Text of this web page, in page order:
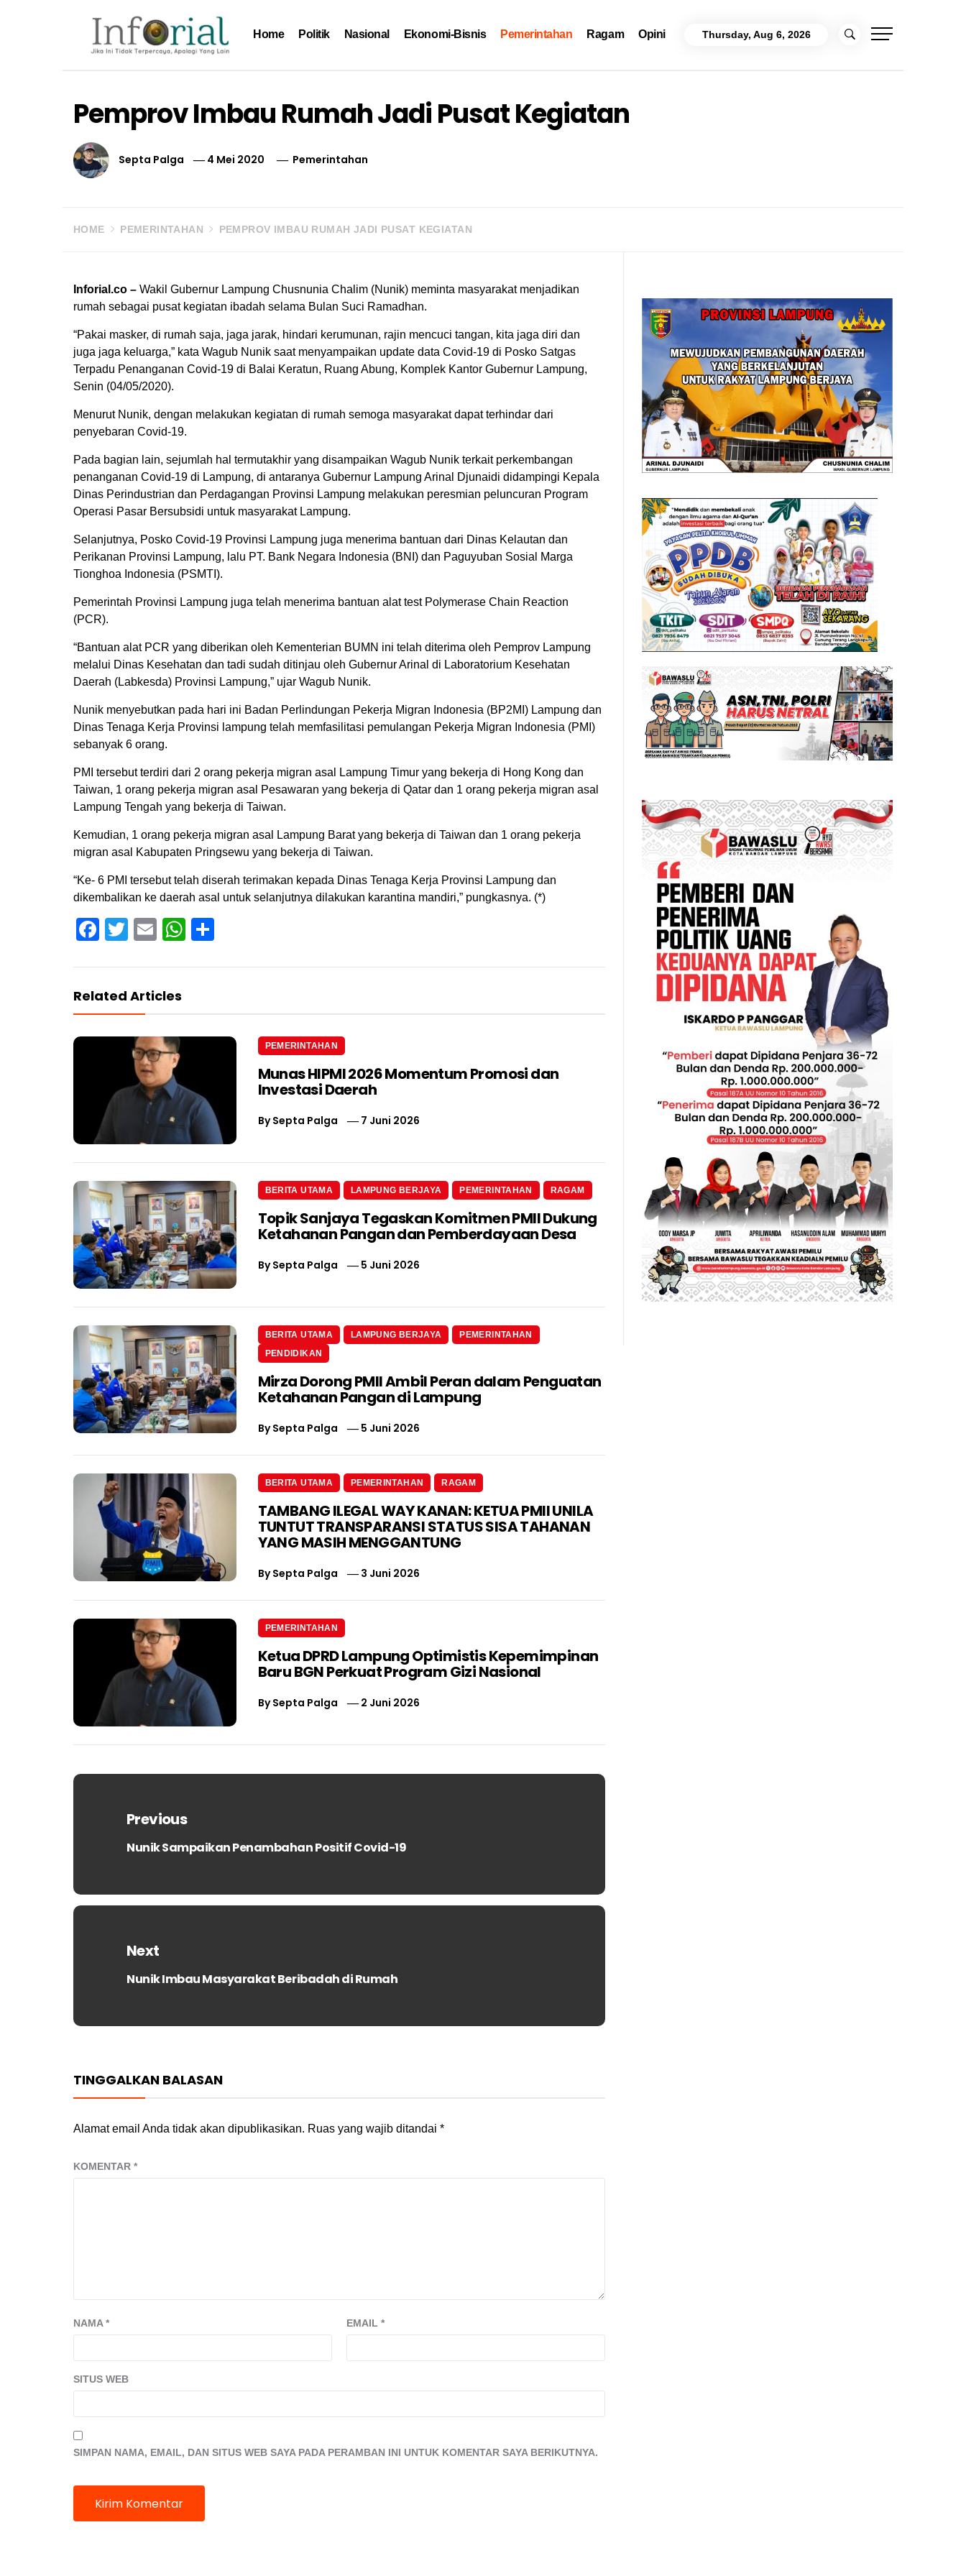
content
Home Politik Nasional Ekonomi-Bisnis Pemerintahan Ragam Opini Thursday, Aug 6, 2026
Pemprov Imbau Rumah Jadi Pusat Kegiatan
Septa Palga 4 Mei 2020 Pemerintahan
HOME PEMERINTAHAN PEMPROV IMBAU RUMAH JADI PUSAT KEGIATAN
Inforial.co – Wakil Gubernur Lampung Chusnunia Chalim (Nunik) meminta masyarakat menjadikan
rumah sebagai pusat kegiatan ibadah selama Bulan Suci Ramadhan.
“Pakai masker, di rumah saja, jaga jarak, hindari kerumunan, rajin mencuci tangan, kita jaga diri dan
juga jaga keluarga,” kata Wagub Nunik saat menyampaikan update data Covid-19 di Posko Satgas
Terpadu Penanganan Covid-19 di Balai Keratun, Ruang Abung, Komplek Kantor Gubernur Lampung,
Senin (04/05/2020).
Menurut Nunik, dengan melakukan kegiatan di rumah semoga masyarakat dapat terhindar dari
penyebaran Covid-19.
Pada bagian lain, sejumlah hal termutakhir yang disampaikan Wagub Nunik terkait perkembangan
penanganan Covid-19 di Lampung, di antaranya Gubernur Lampung Arinal Djunaidi didampingi Kepala
Dinas Perindustrian dan Perdagangan Provinsi Lampung melakukan peresmian peluncuran Program
Operasi Pasar Bersubsidi untuk masyarakat Lampung.
Selanjutnya, Posko Covid-19 Provinsi Lampung juga menerima bantuan dari Dinas Kelautan dan
Perikanan Provinsi Lampung, lalu PT. Bank Negara Indonesia (BNI) dan Paguyuban Sosial Marga
Tionghoa Indonesia (PSMTI).
Pemerintah Provinsi Lampung juga telah menerima bantuan alat test Polymerase Chain Reaction
(PCR).
“Bantuan alat PCR yang diberikan oIeh Kementerian BUMN ini telah diterima oleh Pemprov Lampung
melalui Dinas Kesehatan dan tadi sudah ditinjau oleh Gubernur Arinal di Laboratorium Kesehatan
Daerah (Labkesda) Provinsi Lampung,” ujar Wagub Nunik.
Nunik menyebutkan pada hari ini Badan Perlindungan Pekerja Migran Indonesia (BP2MI) Lampung dan
Dinas Tenaga Kerja Provinsi lampung telah memfasilitasi pemulangan Pekerja Migran Indonesia (PMI)
sebanyak 6 orang.
PMI tersebut terdiri dari 2 orang pekerja migran asal Lampung Timur yang bekerja di Hong Kong dan
Taiwan, 1 orang pekerja migran asal Pesawaran yang bekerja di Qatar dan 1 orang pekerja migran asal
Lampung Tengah yang bekerja di Taiwan.
Kemudian, 1 orang pekerja migran asal Lampung Barat yang bekerja di Taiwan dan 1 orang pekerja
migran asal Kabupaten Pringsewu yang bekerja di Taiwan.
“Ke- 6 PMI tersebut telah diserah terimakan kepada Dinas Tenaga Kerja Provinsi Lampung dan
dikembalikan ke daerah asal untuk selanjutnya dilakukan karantina mandiri,” pungkasnya. (*)
Facebook
TwitterEmailWhatsApp
Related Articles
PEMERINTAHAN
Munas HIPMI 2026 Momentum Promosi dan
Investasi Daerah
BySepta Palga 7 Juni 2026
BERITA UTAMA LAMPUNG BERJAYA PEMERINTAHAN RAGAM
Topik Sanjaya Tegaskan Komitmen PMII Dukung
Ketahanan Pangan dan Pemberdayaan Desa
BySepta Palga 5 Juni 2026
BERITA UTAMA LAMPUNG BERJAYA
PEMERINTAHAN
PENDIDIKAN
Mirza Dorong PMII Ambil Peran dalam Penguatan
Ketahanan Pangan di Lampung
BySepta Palga 5 Juni 2026
BERITA UTAMA PEMERINTAHAN RAGAM
TAMBANG ILEGAL WAY KANAN: KETUA PMII UNILA
TUNTUT TRANSPARANSI STATUS SISA TAHANAN
YANG MASIH MENGGANTUNG
BySepta Palga 3 Juni 2026
PEMERINTAHAN
Ketua DPRD Lampung Optimistis Kepemimpinan
Baru BGN Perkuat Program Gizi Nasional
BySepta Palga 2 Juni 2026
Navigasi
Previous
Previous
Nunik Sampaikan Penambahan Positif Covid-19
Next
Next
Nunik Imbau Masyarakat Beribadah di Rumah
TINGGALKAN BALASAN
Alamat email Anda tidak akan dipublikasikan. Ruas yang wajib ditandai *
KOMENTAR *
NAMA* EMAIL *
SITUS WEB
SIMPAN NAMA, EMAIL, DAN SITUS WEB SAYA PADA PERAMBAN INI UNTUK KOMENTAR SAYA BERIKUTNYA.